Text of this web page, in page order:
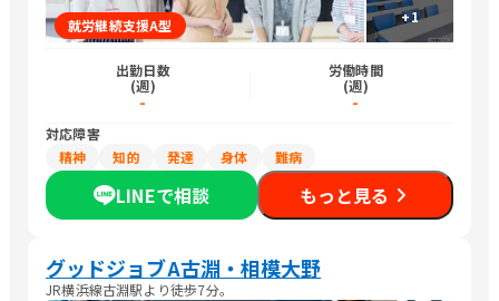
+1
就労継続支援A型
出勤日数
(週)
-
労働時間
(週)
-
対応障害
精神
知的 発達 身体 難病
LINEで相談 もっと見る
グッドジョブA古淵・相模大野
JR横浜線古淵駅より徒歩7分。